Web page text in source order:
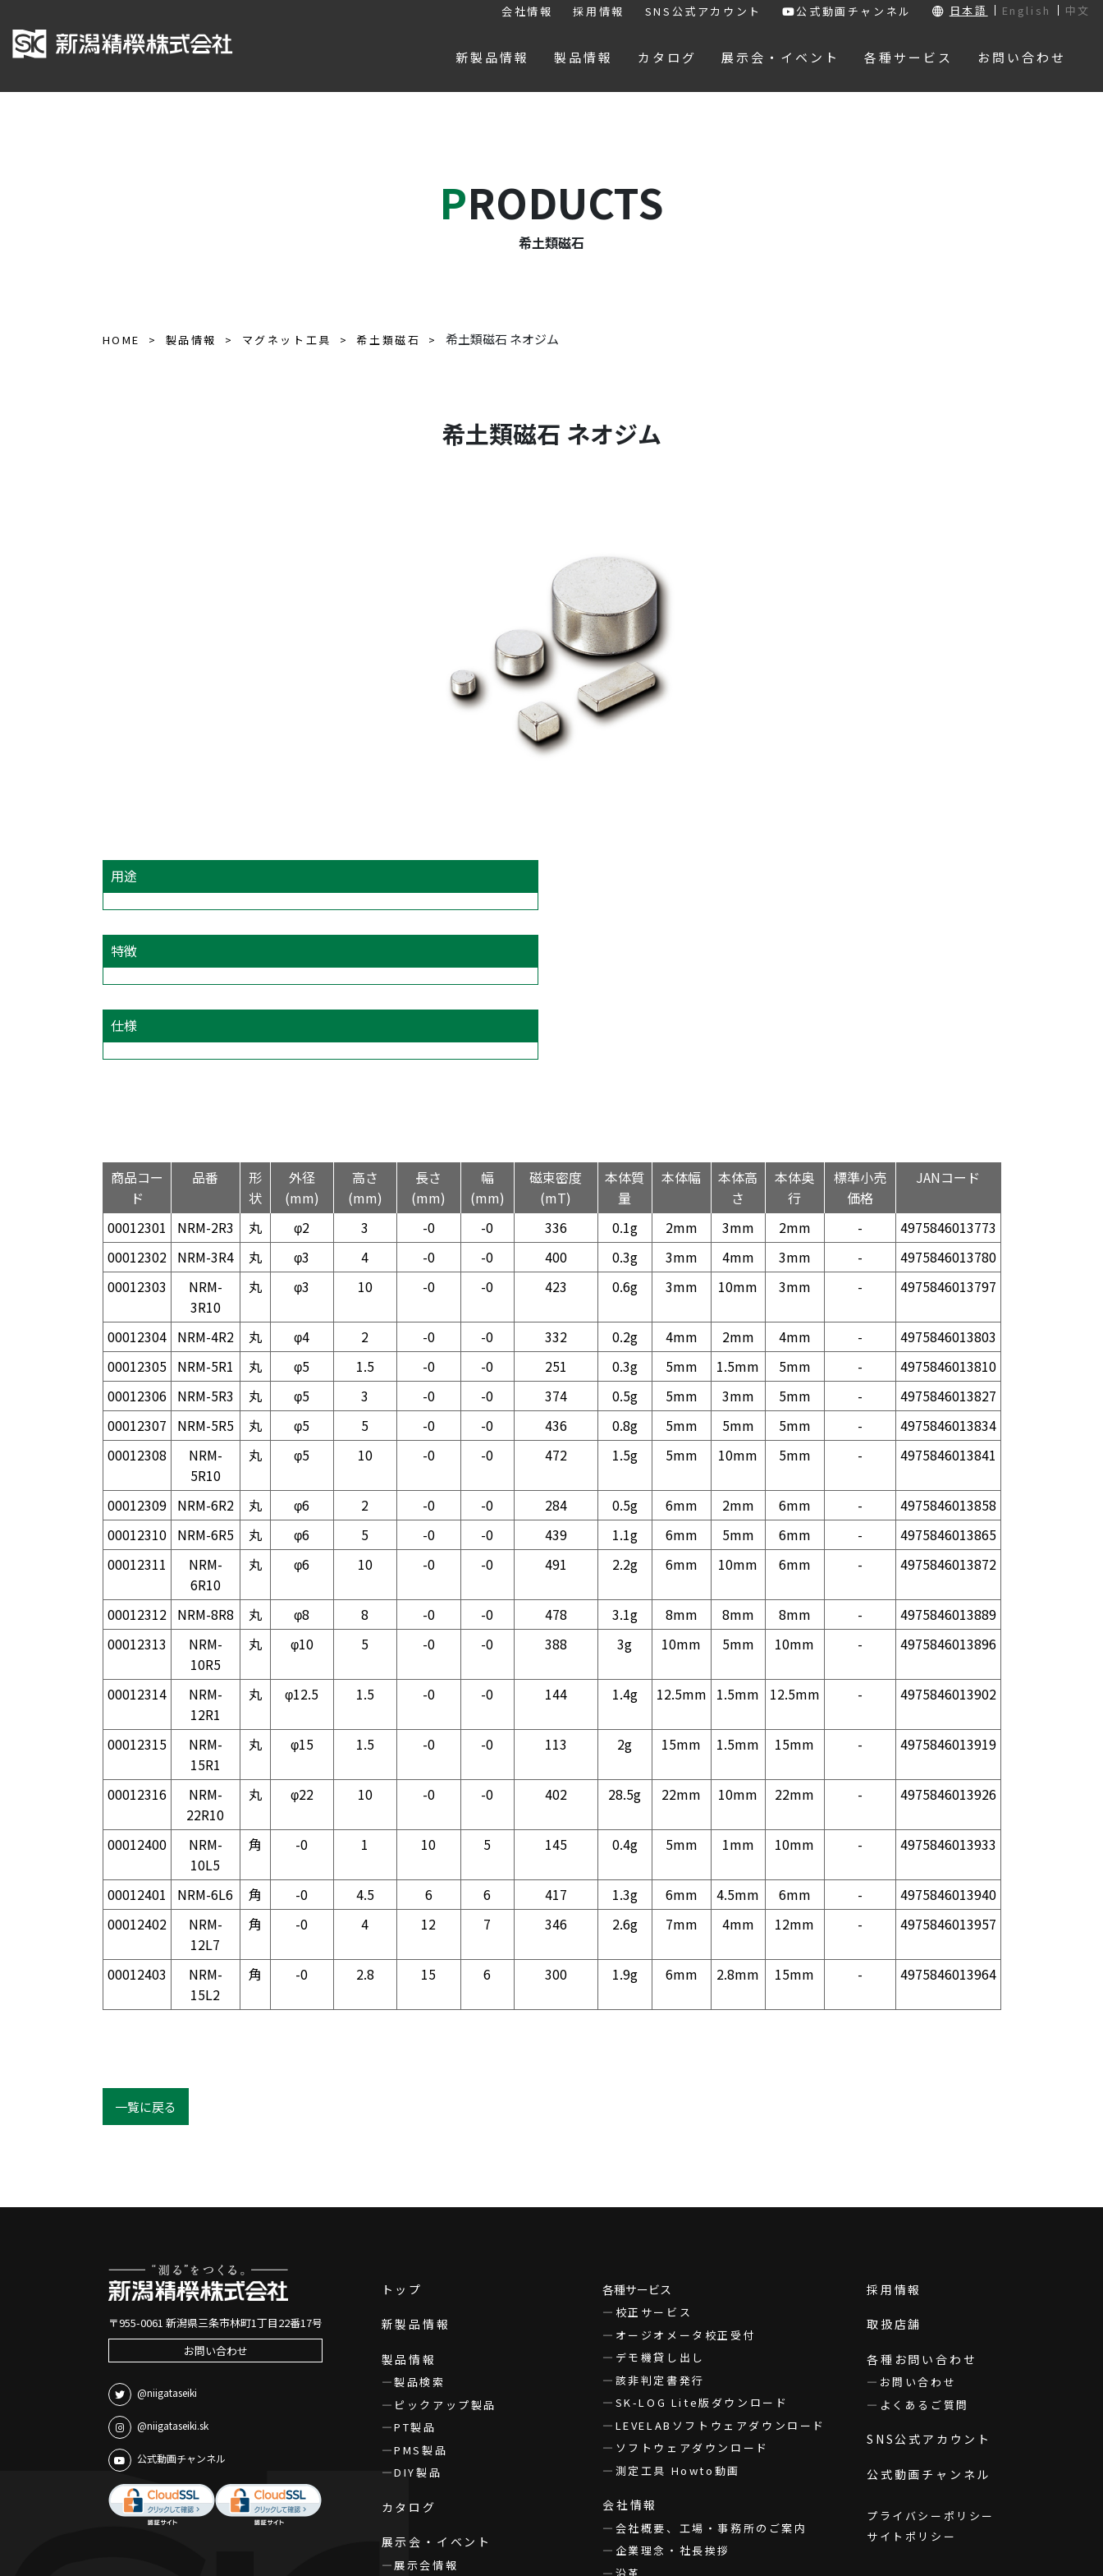
会社情報 採用情報 SNS公式アカウント 公式動画チャンネル 日本語 English 中文
新製品情報 製品情報 カタログ 展示会・イベント 各種サービス お問い合わせ
PRODUCTS
希土類磁石
HOME 製品情報 マグネット工具 希土類磁石 希土類磁石 ネオジム
希土類磁石 ネオジム
用途
特徴
仕様
商品コー
ド
品番
形
状
外径
(mm)
高さ
(mm)
長さ
(mm)
幅
(mm)
磁束密度
(mT)
本体質
量
本体幅
本体高
さ
本体奥
行
標準小売
価格
JANコード
00012301 NRM-2R3 丸 φ2 3 -0 -0 336 0.1g 2mm 3mm 2mm -
4975846013773
00012302
NRM-3R4 丸 φ3 4 -0 -0 400 0.3g 3mm 4mm 3mm -
4975846013780
00012303
NRM-
3R10
丸 φ3 10 -0 -0 423 0.6g 3mm 10mm 3mm - 4975846013797
00012304 NRM-4R2 丸 φ4 2 -0 -0 332 0.2g 4mm 2mm 4mm -
4975846013803
00012305
NRM-5R1 丸 φ5 1.5 -0 -0 251 0.3g 5mm 1.5mm 5mm -
4975846013810
00012306
NRM-5R3 丸 φ5 3 -0 -0 374 0.5g 5mm 3mm 5mm -
4975846013827
00012307
NRM-5R5 丸 φ5 5 -0 -0 436 0.8g 5mm 5mm 5mm -
4975846013834
00012308
NRM-
5R10
丸 φ5 10 -0 -0 472 1.5g 5mm 10mm 5mm - 4975846013841
00012309 NRM-6R2 丸 φ6 2 -0 -0 284 0.5g 6mm 2mm 6mm -
4975846013858
00012310
NRM-6R5 丸 φ6 5 -0 -0 439 1.1g 6mm 5mm 6mm -
4975846013865
00012311
NRM-
6R10
丸 φ6 10 -0 -0 491 2.2g 6mm 10mm 6mm - 4975846013872
00012312 NRM-8R8 丸 φ8 8 -0 -0 478 3.1g 8mm 8mm 8mm -
4975846013889
00012313
NRM-
10R5
丸 φ10 5 -0 -0 388 3g 10mm 5mm 10mm - 4975846013896
00012314
NRM-
12R1
丸 φ12.5 1.5 -0 -0 144 1.4g 12.5mm 1.5mm 12.5mm - 4975846013902
00012315
NRM-
15R1
丸 φ15 1.5 -0 -0 113 2g 15mm 1.5mm 15mm - 4975846013919
00012316
NRM-
22R10
丸 φ22 10 -0 -0 402 28.5g 22mm 10mm 22mm - 4975846013926
00012400
NRM-
10L5
角 -0 1 10 5 145 0.4g 5mm 1mm 10mm - 4975846013933
00012401 NRM-6L6 角 -0 4.5 6 6 417 1.3g 6mm 4.5mm 6mm -
4975846013940
00012402
NRM-
12L7
角 -0 4 12 7 346 2.6g 7mm 4mm 12mm - 4975846013957
00012403
NRM-
15L2
角 -0 2.8 15 6 300 1.9g 6mm 2.8mm 15mm - 4975846013964
一覧に戻る
〒955-0061 新潟県三条市林町1丁目22番17号
お問い合わせ
@niigataseiki
@niigataseiki.sk
公式動画チャンネル
トップ
新製品情報
製品情報
製品検索
ピックアップ製品
PT製品
PMS製品
DIY製品
カタログ
展示会・イベント
展示会情報
各種サービス
校正サービス
オージオメータ校正受付
デモ機貸し出し
該非判定書発行
SK-LOG Lite版ダウンロード
LEVELABソフトウェアダウンロード
ソフトウェアダウンロード
測定工具 Howto動画
会社情報
会社概要、工場・事務所のご案内
企業理念・社長挨拶
沿革
採用情報
取扱店舗
各種お問い合わせ
お問い合わせ
よくあるご質問
SNS公式アカウント
公式動画チャンネル
プライバシーポリシー
サイトポリシー